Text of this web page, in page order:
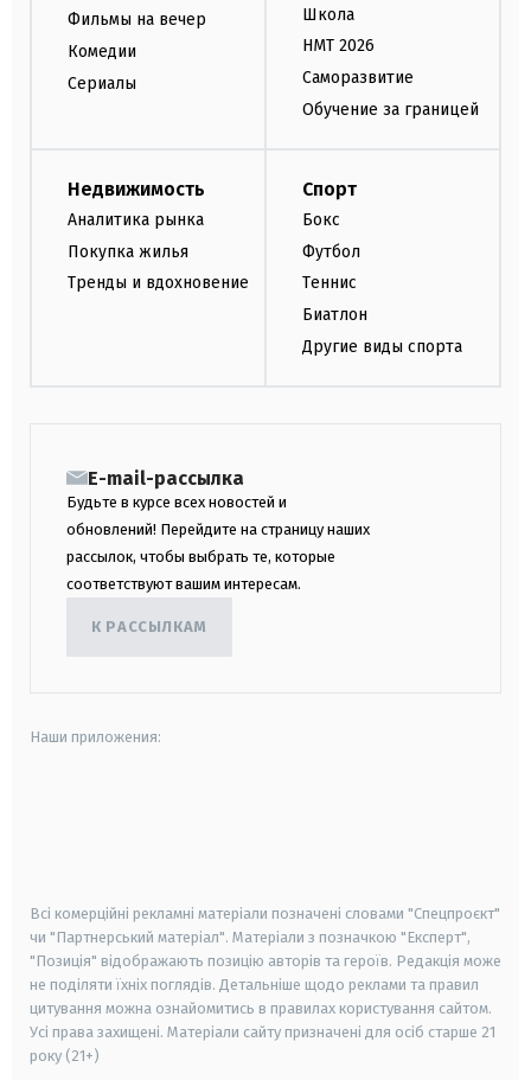
Фильмы на вечер
Комедии
Сериалы
Школа
НМТ 2026
Саморазвитие
Обучение за границей
Недвижимость
Аналитика рынка
Покупка жилья
Тренды и вдохновение
Спорт
Бокс
Футбол
Теннис
Биатлон
Другие виды спорта
E-mail-рассылка
Будьте в курсе всех новостей и
обновлений! Перейдите на страницу наших
рассылок, чтобы выбрать те, которые
соответствуют вашим интересам.
К РАССЫЛКАМ
Наши приложения:
Всі комерційні рекламні матеріали позначені словами "Спецпроєкт"
чи "Партнерський матеріал". Матеріали з позначкою "Експерт",
"Позиція" відображають позицію авторів та героїв. Редакція може
не поділяти їхніх поглядів. Детальніше щодо реклами та правил
цитування можна ознайомитись в правилах користування сайтом.
Усі права захищені. Матеріали сайту призначені для осіб старше 21
року (21+)